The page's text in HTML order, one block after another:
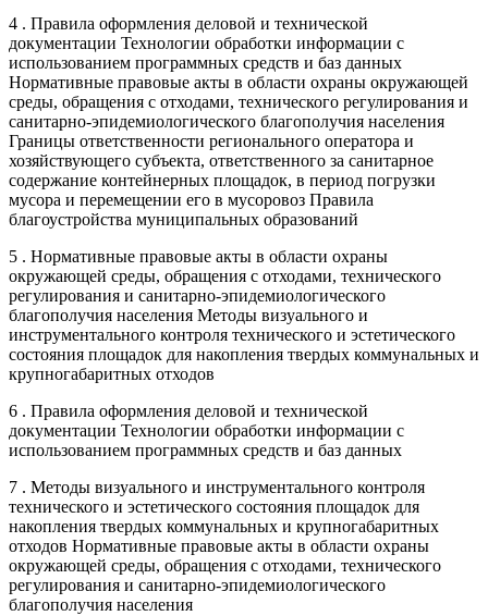
4 . Правила оформления деловой и технической
документации Технологии обработки информации с
использованием программных средств и баз данных
Нормативные правовые акты в области охраны окружающей
среды, обращения с отходами, технического регулирования и
санитарно-эпидемиологического благополучия населения
Границы ответственности регионального оператора и
хозяйствующего субъекта, ответственного за санитарное
содержание контейнерных площадок, в период погрузки
мусора и перемещении его в мусоровоз Правила
благоустройства муниципальных образований
5 . Нормативные правовые акты в области охраны
окружающей среды, обращения с отходами, технического
регулирования и санитарно-эпидемиологического
благополучия населения Методы визуального и
инструментального контроля технического и эстетического
состояния площадок для накопления твердых коммунальных и
крупногабаритных отходов
6 . Правила оформления деловой и технической
документации Технологии обработки информации с
использованием программных средств и баз данных
7 . Методы визуального и инструментального контроля
технического и эстетического состояния площадок для
накопления твердых коммунальных и крупногабаритных
отходов Нормативные правовые акты в области охраны
окружающей среды, обращения с отходами, технического
регулирования и санитарно-эпидемиологического
благополучия населения